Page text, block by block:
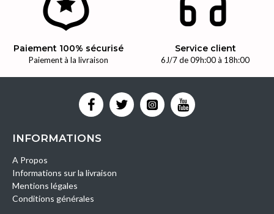
Paiement 100% sécurisé
Paiement à la livraison
Service client
6J/7 de 09h:00 à 18h:00
INFORMATIONS
A Propos
Informations sur la livraison
Mentions légales
Conditions générales